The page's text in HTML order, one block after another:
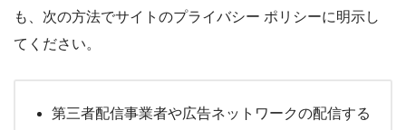
も、次の方法でサイトのプライバシー ポリシーに明示し
てください。
第三者配信事業者や広告ネットワークの配信する